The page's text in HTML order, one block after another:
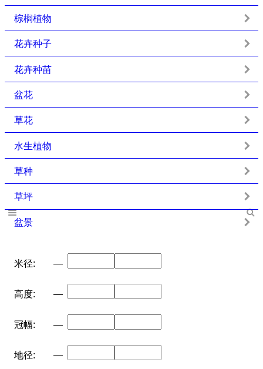
棕榈植物
花卉种子
花卉种苗
盆花
草花
水生植物
草种
草坪
盆景
米径: —
高度: —
冠幅: —
地径: —